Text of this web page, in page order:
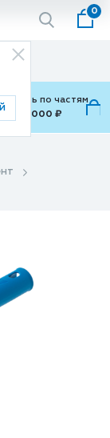
0
по частям
до 15,000 ₽